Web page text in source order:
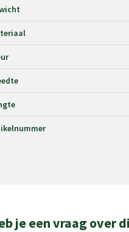
je een vraag over